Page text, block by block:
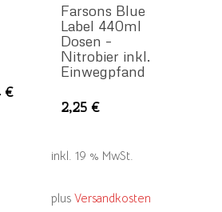
€
Produkt
mehrere
auf.
Farsons Blue
Label 440ml
Dosen –
Nitrobier inkl.
Einwegpfand
2,25€
inkl. 19 % MwSt.
plusVersandkosten